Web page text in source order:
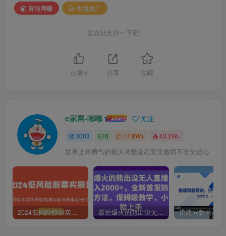
冒泡网赚 引流推广
喜欢就支持一下吧
点赞 6 分享 收藏
e家网-嘟嘟 关注
3003 0 17.8W+ 43.2W+
世界上对勇气的最大考验是忍受失败而不丧失信心
2024低风险股票实操营：投资哲学/投资原理/股票估值/构建组合/仓位控制 最近爆火的熊出没无人直播，轻松日入2000+，全新首发防版权违规方法【揭秘】